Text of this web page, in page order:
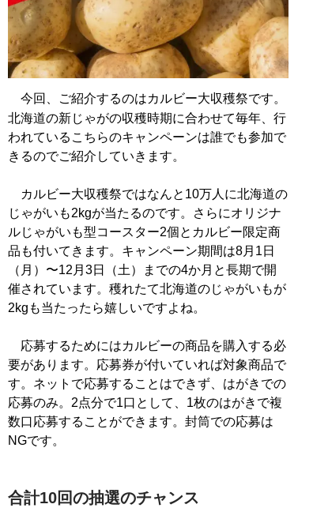
今回、ご紹介するのはカルビー大収穫祭です。
北海道の新じゃがの収穫時期に合わせて毎年、行
われているこちらのキャンペーンは誰でも参加で
きるのでご紹介していきます。
カルビー大収穫祭ではなんと10万人に北海道の
じゃがいも2kgが当たるのです。さらにオリジナ
ルじゃがいも型コースター2個とカルビー限定商
品も付いてきます。キャンペーン期間は8月1日
（月）〜12月3日（土）までの4か月と長期で開
催されています。穫れたて北海道のじゃがいもが
2kgも当たったら嬉しいですよね。
応募するためにはカルビーの商品を購入する必
要があります。応募券が付いていれば対象商品で
す。ネットで応募することはできず、はがきでの
応募のみ。2点分で1口として、1枚のはがきで複
数口応募することができます。封筒での応募は
NGです。
合計10回の抽選のチャンス